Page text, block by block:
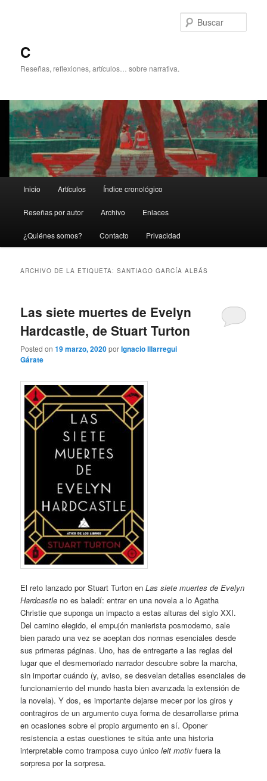
C
Reseñas, reflexiones, artículos… sobre narrativa.
principal
Inicio Artículos Índice cronológico
Reseñas por autor Archivo Enlaces
¿Quiénes somos? Contacto Privacidad
ARCHIVO DE LA ETIQUETA:SANTIAGO GARCÍA ALBÁS
Las siete muertes de Evelyn
Hardcastle, de Stuart Turton
Posted on19 marzo, 2020porIgnacio Illarregui
Gárate
El reto lanzado por Stuart Turton enLas siete muertes de Evelyn
Hardcastle no es baladí: entrar en una novela a lo Agatha
Christie que suponga un impacto a estas alturas del siglo XXI.
Del camino elegido, el empujón manierista posmoderno, sale
bien parado una vez se aceptan dos normas esenciales desde
sus primeras páginas. Uno, has de entregarte a las reglas del
lugar que el desmemoriado narrador descubre sobre la marcha,
sin importar cuándo (y, aviso, se desvelan detalles esenciales de
funcionamiento del mundo hasta bien avanzada la extensión de
la novela). Y dos, es importante dejarse mecer por los giros y
contragiros de un argumento cuya forma de desarrollarse prima
en ocasiones sobre el propio argumento en sí. Oponer
resistencia a estas cuestiones te sitúa ante una historia
interpretable como tramposa cuyo únicoleit motiv fuera la
sorpresa por la sorpresa.